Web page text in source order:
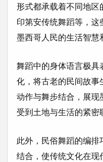
形式都承载着不同地区
印第安传统舞蹈等，
墨西哥人民的生活智慧
舞蹈中的身体语言极
化，将古老的民间故
动作与舞步结合，展
受到土地与生活的紧密
此外，民俗舞蹈的编
结合，使传统文化在现